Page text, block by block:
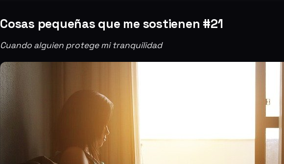
Cosas pequeñas que me sostienen #21
Cuando alguien protege mi tranquilidad